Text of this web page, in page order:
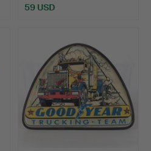
59 USD